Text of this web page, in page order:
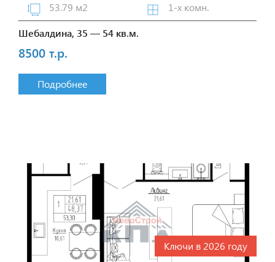
53.79 м2
1-х комн.
Шебалдина, 35 — 54 кв.м.
8500 т.р.
Подробнее
Ключи в 2026 году